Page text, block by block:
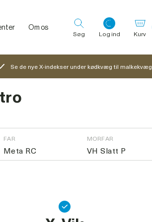
Om os
Søg Log ind Kurv
Se de nye X-indekser under kødkvæg til malkekvæg
FAR
Meta RC
MORFAR
VH Slatt P